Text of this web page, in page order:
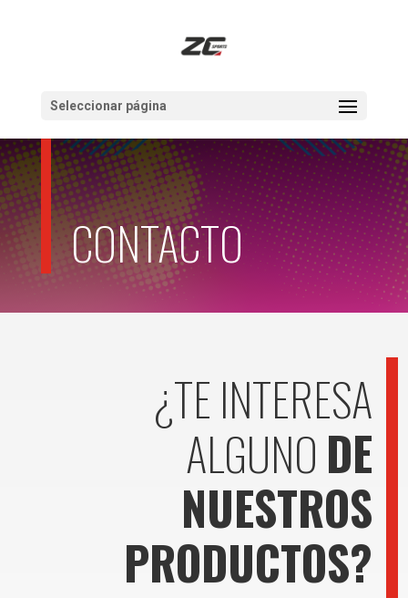
Seleccionar página
CONTACTO
¿TE INTERESA
ALGUNO DE
NUESTROS
PRODUCTOS?